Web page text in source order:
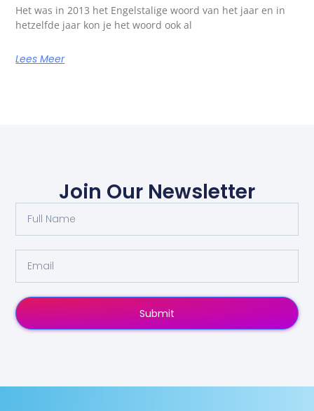
Het was in 2013 het Engelstalige woord van het jaar en in
hetzelfde jaar kon je het woord ook al
Lees Meer
Join Our Newsletter
Submit